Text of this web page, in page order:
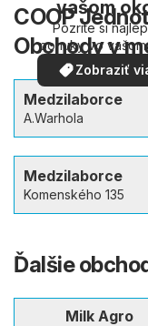
vašom
Pozrite si
ponuky vo
Zobraziť
COOP
Obchody v
Medzilaborce
A.Warhola
Medzilaborce
Komenského 135
Ďalšie
Milk Agro